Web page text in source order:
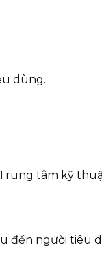
dùng.
tâm kỹ
đến người tiêu